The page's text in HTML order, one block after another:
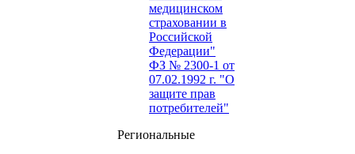
медицинском
страховании в
Российской
Федерации"
ФЗ № 2300-1 от
07.02.1992 г. "О
защите прав
потребителей"
Региональные